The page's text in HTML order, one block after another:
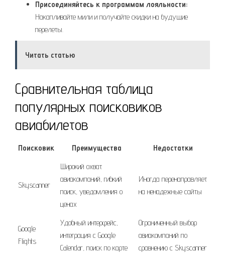
Присоединяйтесь к программам лояльности:
Накапливайте мили и получайте скидки на будущие
перелеты.
Читать статью
Сравнительная таблица
популярных поисковиков
авиабилетов
Поисковик Преимущества Недостатки
Skyscanner
Широкий охват
авиакомпаний, гибкий
поиск, уведомления о
ценах
Иногда перенаправляет
на ненадежные сайты
Google
Flights
Удобный интерфейс,
интеграция с Google
Calendar, поиск по карте
Ограниченный выбор
авиакомпаний по
сравнению с Skyscanner